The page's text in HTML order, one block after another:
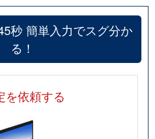
秒 簡単入力でスグ分か
る！
を依頼する